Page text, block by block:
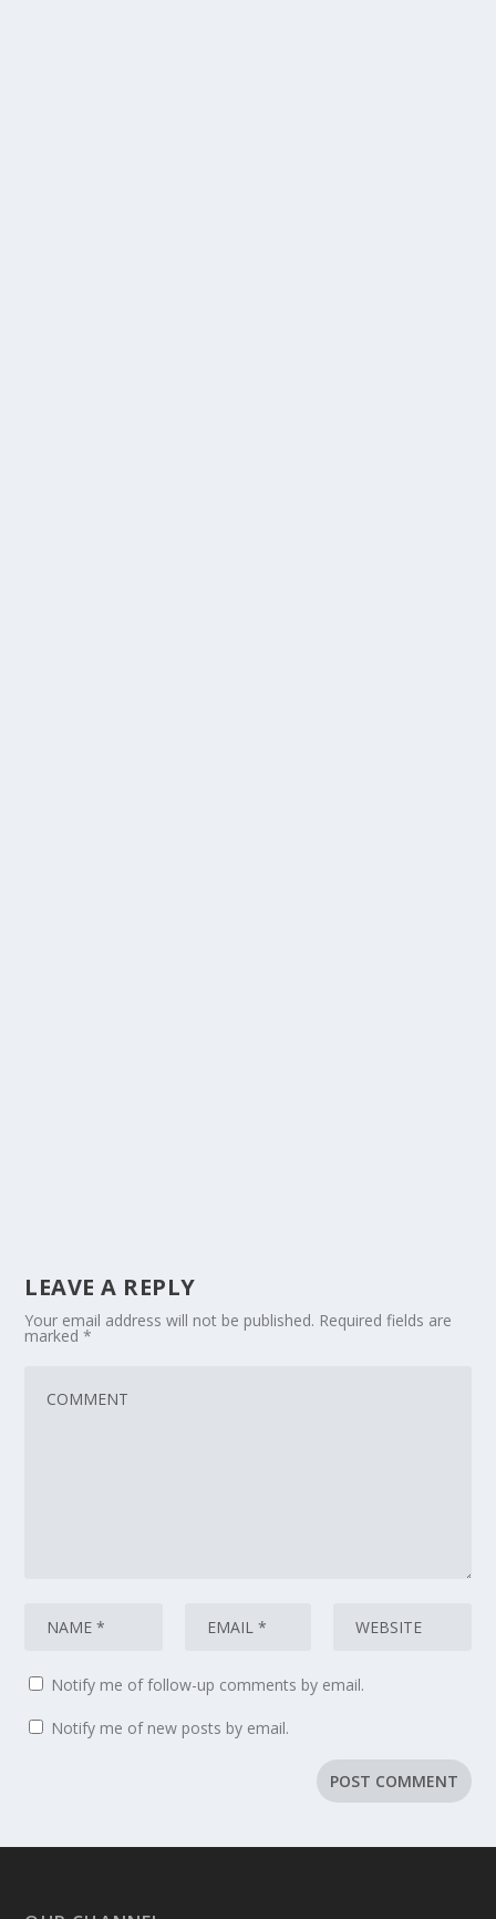
LEAVE A REPLY
Your email address will not be published. Required fields are
marked*
Notify me of follow-up comments by email.
Notify me of new posts by email.